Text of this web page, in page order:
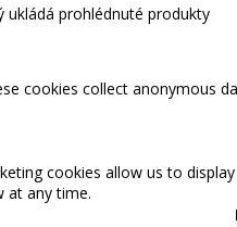
ukládá prohlédnuté produkty
cookies collect anonymous
cookies allow us to
at any time.